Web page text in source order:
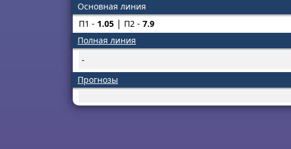
Основная линия
П1 - 1.05 П2 - 7.9
Полная линия
-
Прогнозы